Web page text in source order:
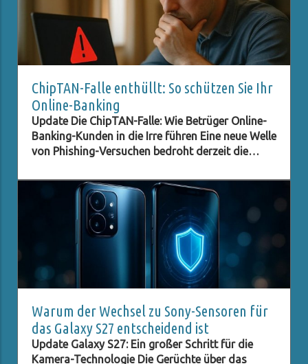
ChipTAN-Falle enthüllt: So schützen Sie Ihr
Online-Banking
Update Die ChipTAN-Falle: Wie Betrüger Online-
Banking-Kunden in die Irre führen Eine neue Welle
von Phishing-Versuchen bedroht derzeit die
offizielle Institutionen und versuchen, durch
gefälschte E-Mails an sensible Daten zu
gelangen. In diesem Fall wird ein angebliches
ChipTAN-Update als Aufhänger genutzt, um
unsuspecting Kunden auf eine gefälschte
Website zu locken. Diese Vorgehensweise ist
nicht neu, doch die perfiden Methoden der
Betrüger entwickeln sich ständig weiter, und es
ist entscheidend, über die neuesten
Entwicklungen informiert zu sein. Was ist die
ChipTAN-Methode? Die ChipTAN-Methode ist
eine gängige Sicherheitsmaßnahme, die beim
Warum der Wechsel zu Sony-Sensoren für
das Galaxy S27 entscheidend ist
Update Galaxy S27: Ein großer Schritt für die
Kamera-Technologie Die Gerüchte über das